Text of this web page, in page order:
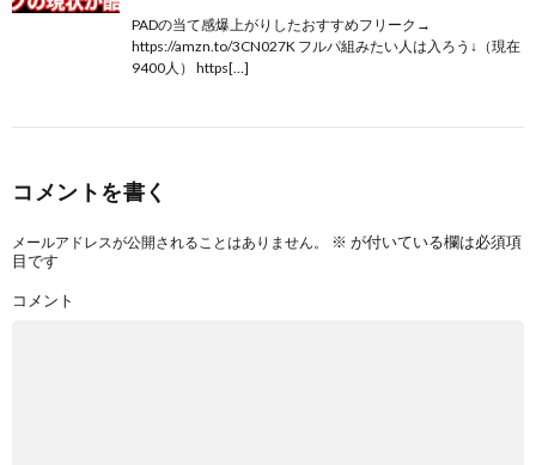
PADの当て感爆上がりしたおすすめフリーク→
https://amzn.to/3CN027K フルパ組みたい人は入ろう↓（現在
9400人） https[…]
コメントを書く
メールアドレスが公開されることはありません。 ※ が付いている欄は必須項
目です
コメント